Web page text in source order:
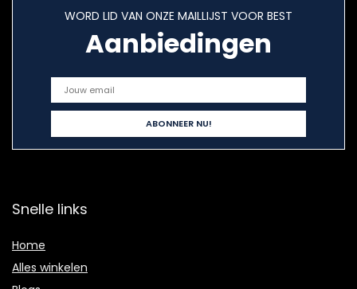
WORD LID VAN ONZE MAILLIJST VOOR BEST
Aanbiedingen
Snelle links
Home
Alles winkelen